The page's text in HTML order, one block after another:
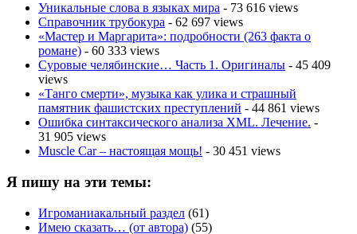
Уникальные слова в языках мира - 73 616 views
Справочник трубокура - 62 697 views
«Мастер и Маргарита»: подробности (263 факта о
романе) - 60 333 views
Суровые челябинские… Часть 1. Оригиналы - 45 409
views
«Танго смерти», музыка как улика и страшный
памятник фашистских преступлений - 44 861 views
Ошибка синтаксического анализа XML. Лечение. -
31 905 views
Muscle Car – настоящая мощь! - 30 451 views
Я пишу на эти темы:
Игроманиакальный раздел (61)
Имею сказать… (от автора) (55)